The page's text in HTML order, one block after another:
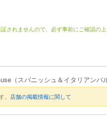
されませんので、必ず事前にご確認の上
（スパニッシュ＆イタリアンバ
店舗の掲載情報に関して